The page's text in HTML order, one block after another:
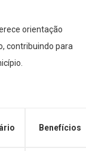
orientação
contribuindo para
Benefícios